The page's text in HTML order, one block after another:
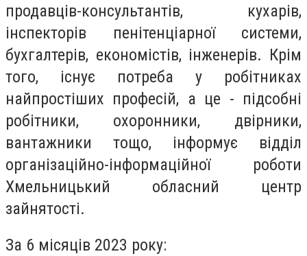
продавців-консультантів, кухарів,
інспекторів пенітенціарної системи,
бухгалтерів, економістів, інженерів. Крім
того, існує потреба у робітниках
найпростіших професій, а це - підсобні
робітники, охоронники, двірники,
вантажники тощо, інформує відділ
організаційно-інформаційної роботи
Хмельницький обласний центр
зайнятості.
За 6 місяців 2023 року: